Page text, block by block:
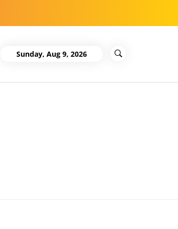
Sunday, Aug 9, 2026